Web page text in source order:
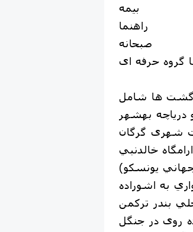
بيمه
راهنما
صبحانه
گروه حرفه ای
درياچه بهشهر
شهری گرگان
خالدنبي
یونسکو)
به اشوراده
بندر ترکمن
روی در جنگل